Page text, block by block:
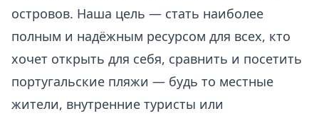
островов. Наша цель — стать наиболее
полным и надёжным ресурсом для всех, кто
хочет открыть для себя, сравнить и посетить
португальские пляжи — будь то местные
жители, внутренние туристы или